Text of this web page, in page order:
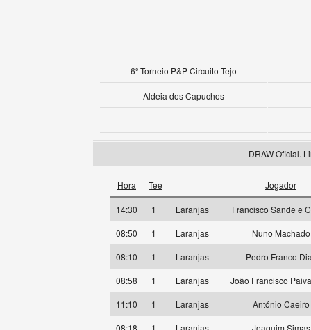
6º Torneio P&P Circuito Tejo
Aldeia dos Capuchos
DRAW Oficial.
Hora Tee Jogador
14:30 1 Laranjas
Francisco Sande e
08:50
1 Laranjas
Nuno Machado
08:10
1 Laranjas
Pedro Franco
08:58
1 Laranjas
João Francisco
11:10
1 Laranjas
António Caeiro
08:18
1 Laranjas
Joaquim Simas